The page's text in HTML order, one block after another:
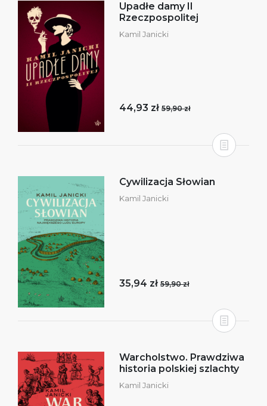
Upadłe damy II
Rzeczpospolitej
Kamil Janicki
44,93 zł 59,90 zł
Cywilizacja Słowian
Kamil Janicki
35,94 zł 59,90 zł
Warcholstwo. Prawdziwa
historia polskiej szlachty
Kamil Janicki